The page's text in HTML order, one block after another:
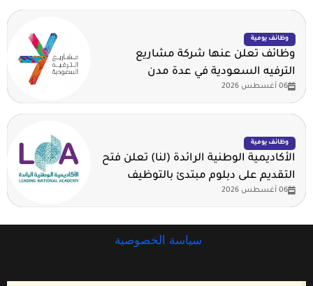
وظائف يومية
وظائف تعلن عنها شركة مشاريع
الترفيه السعودية في عدة مدن
06 أغسطس 2026
وظائف يومية
الأكاديمية الوطنية الرائدة (لنا) تعلن فتح
التقديم على دبلوم مبتدئ بالتوظيف
06 أغسطس 2026
سياسة الخصوصية